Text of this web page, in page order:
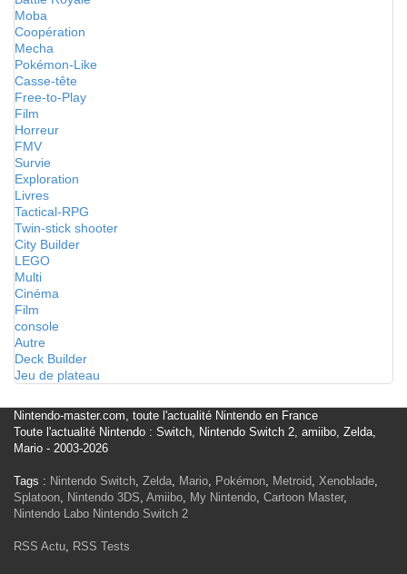
Moba
Coopération
Mecha
Pokémon-Like
Casse-tête
Free-to-Play
Film
Horreur
FMV
Survie
Exploration
Livres
Tactical-RPG
Twin-stick shooter
City Builder
LEGO
Multi
Cinéma
Film
console
Autre
Deck Builder
Jeu de plateau
Nintendo-master.com, toute l'actualité Nintendo en France
Toute l'actualité Nintendo : Switch, Nintendo Switch 2, amiibo, Zelda,
Mario - 2003-2026
Tags : Nintendo Switch, Zelda, Mario, Pokémon, Metroid, Xenoblade,
Splatoon, Nintendo 3DS, Amiibo, My Nintendo, Cartoon Master,
Nintendo Labo Nintendo Switch 2
RSS Actu, RSS Tests